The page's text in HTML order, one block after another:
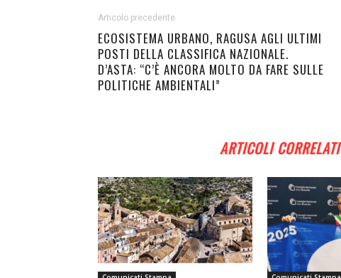
Articolo precedente
ECOSISTEMA URBANO, RAGUSA AGLI ULTIMI
POSTI DELLA CLASSIFICA NAZIONALE.
D’ASTA: “C’È ANCORA MOLTO DA FARE SULLE
POLITICHE AMBIENTALI”
ARTICOLI CORRELATI